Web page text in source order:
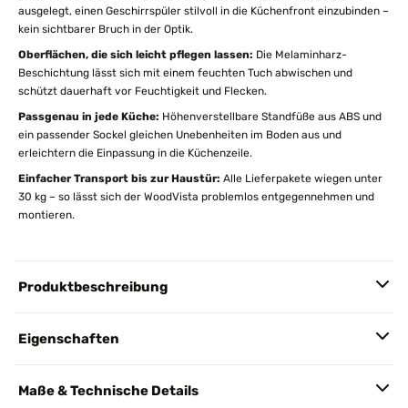
ausgelegt, einen Geschirrspüler stilvoll in die Küchenfront einzubinden –
kein sichtbarer Bruch in der Optik.
Oberflächen, die sich leicht pflegen lassen: Die Melaminharz-
Beschichtung lässt sich mit einem feuchten Tuch abwischen und
schützt dauerhaft vor Feuchtigkeit und Flecken.
Passgenau in jede Küche: Höhenverstellbare Standfüße aus ABS und
ein passender Sockel gleichen Unebenheiten im Boden aus und
erleichtern die Einpassung in die Küchenzeile.
Einfacher Transport bis zur Haustür: Alle Lieferpakete wiegen unter
30 kg – so lässt sich der WoodVista problemlos entgegennehmen und
montieren.
Produktbeschreibung
Eigenschaften
Maße & Technische Details